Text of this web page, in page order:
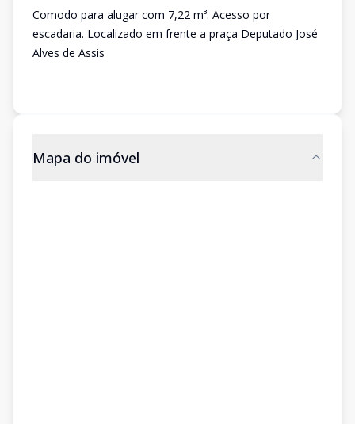
Comodo para alugar com 7,22 m³. Acesso por
escadaria. Localizado em frente a praça Deputado José
Alves de Assis
Mapa do imóvel